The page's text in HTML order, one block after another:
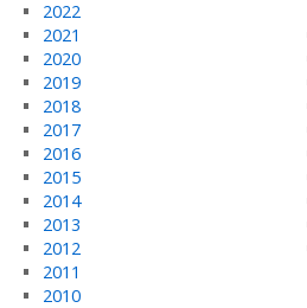
2022
2021
2020
2019
2018
2017
2016
2015
2014
2013
2012
2011
2010